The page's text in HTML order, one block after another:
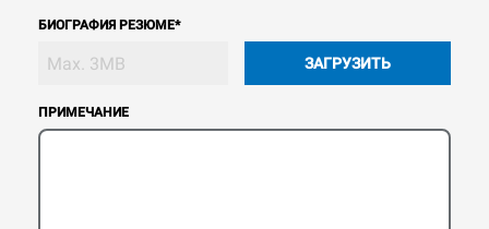
БИОГРАФИЯ РЕЗЮМЕ*
ЗАГРУЗИТЬ
ПРИМЕЧАНИЕ